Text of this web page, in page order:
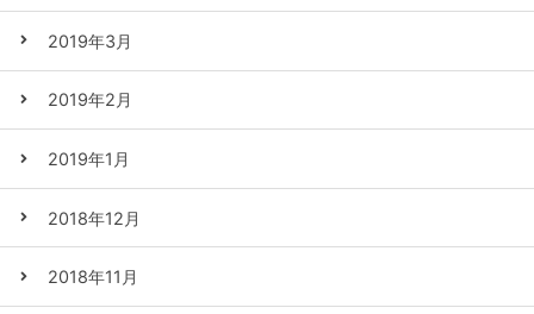
2019年3月
2019年2月
2019年1月
2018年12月
2018年11月